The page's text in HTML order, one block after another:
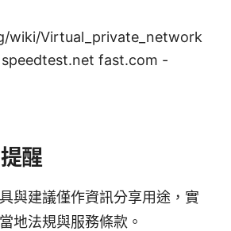
wiki/Virtual_private_network
fast.com -
醒
與建議僅作資訊分享用途，實
地法規與服務條款。